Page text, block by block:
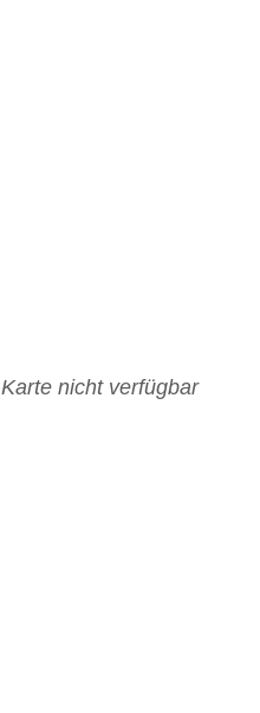
Karte nicht verfügbar